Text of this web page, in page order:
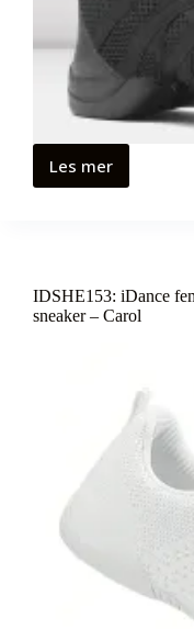
Les mer
IDSHE153: iDance
sneaker – Carol